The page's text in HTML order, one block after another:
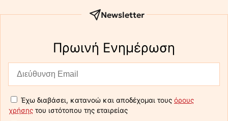
Newsletter
Πρωινή Eνημέρωση
Έχω διαβάσει, κατανοώ και αποδέχομαι τους όρους
χρήσης του ιστότοπου της εταιρείας